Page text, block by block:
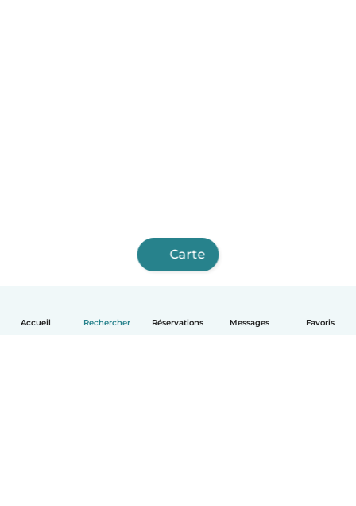
Accueil Rechercher Réservations Messages Favoris
Carte